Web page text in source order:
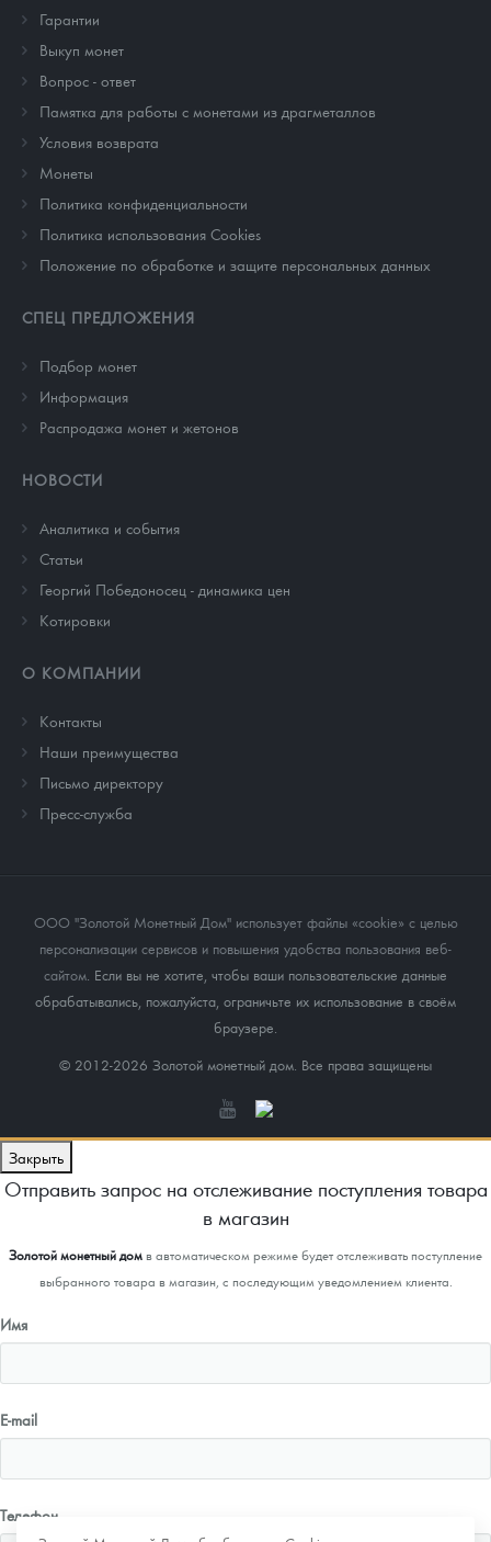
Гарантии
Выкуп монет
Вопрос - ответ
Памятка для работы с монетами из драгметаллов
Условия возврата
Монеты
Политика конфиденциальности
Политика использования Cookies
Положение по обработке и защите персональных данных
СПЕЦ ПРЕДЛОЖЕНИЯ
Подбор монет
Информация
Распродажа монет и жетонов
НОВОСТИ
Аналитика и события
Cтатьи
Георгий Победоносец - динамика цен
Котировки
О КОМПАНИИ
Контакты
Наши преимущества
Письмо директору
Пресс-служба
ООО "Золотой Монетный Дом" использует файлы «cookie» с целью
персонализации сервисов и повышения удобства пользования веб-
сайтом. Если вы не хотите, чтобы ваши пользовательские данные
обрабатывались, пожалуйста, ограничьте их использование в своём
браузере.
© 2012-2026 Золотой монетный дом. Все права защищены
Закрыть
Отправить запрос на отслеживание поступления товара
в магазин
Золотой монетный домв автоматическом режиме будет отслеживать поступление
выбранного товара в магазин, с последующим уведомлением клиента.
Имя
E-mail
Телефон